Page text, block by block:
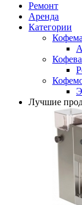
Ремонт
Аренда
Категории
Лучшие